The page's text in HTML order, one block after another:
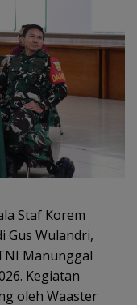
Staf Korem
Gus Wulandri,
Manunggal
Kegiatan
oleh Waaster